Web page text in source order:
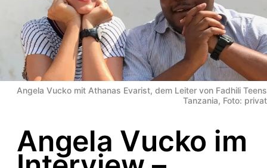
Angela Vucko mit Athanas Evarist, dem Leiter von Fadhili Teens
Tanzania, Foto: privat
Angela Vucko im